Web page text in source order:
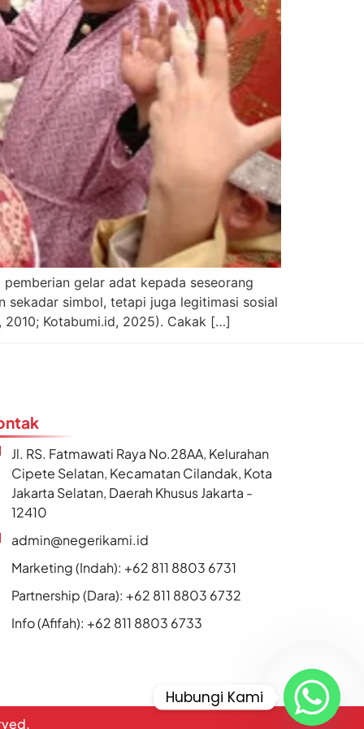
gelar adat kepada seseorang
sekadar simbol, tetapi juga legitimasi sosial
Kotabumi.id, 2025). Cakak […]
Jl. RS. Fatmawati Raya No.28AA, Kelurahan
Cipete Selatan, Kecamatan Cilandak, Kota
Jakarta Selatan, Daerah Khusus Jakarta -
12410
admin@negerikami.id
Marketing (Indah): +62 811 8803 6731
Partnership (Dara): +62 811 8803 6732
Info (Afifah): +62 811 8803 6733
Hubungi Kami